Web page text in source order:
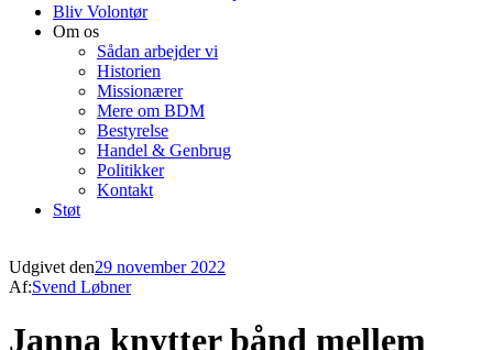
Bliv Volontør
Om os
Sådan arbejder vi
Historien
Missionærer
Mere om BDM
Bestyrelse
Handel & Genbrug
Politikker
Kontakt
Støt
Udgivet den29 november 2022
Af:Svend Løbner
Janna knytter bånd mellem